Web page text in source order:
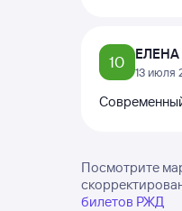
10 ЕЛЕНА
13 июля
Посмотрите
билетов РЖД